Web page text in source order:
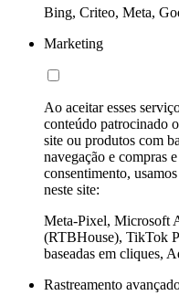
Bing, Criteo, Meta,
Marketing
Ao aceitar esses
conteúdo patrocinado
site ou produtos com
navegação e compras
consentimento,
neste site:
Meta-Pixel, Microsoft
(RTBHouse), TikTok
baseadas em cliques,
Rastreamento